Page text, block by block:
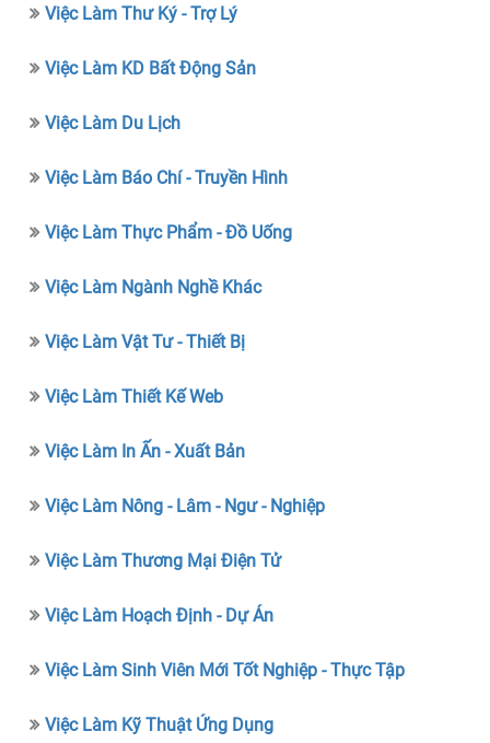
Việc Làm Thư Ký - Trợ Lý
Việc Làm KD Bất Động Sản
Việc Làm Du Lịch
Việc Làm Báo Chí - Truyền Hình
Việc Làm Thực Phẩm - Đồ Uống
Việc Làm Ngành Nghề Khác
Việc Làm Vật Tư - Thiết Bị
Việc Làm Thiết Kế Web
Việc Làm In Ấn - Xuất Bản
Việc Làm Nông - Lâm - Ngư - Nghiệp
Việc Làm Thương Mại Điện Tử
Việc Làm Hoạch Định - Dự Án
Việc Làm Sinh Viên Mới Tốt Nghiệp - Thực Tập
Việc Làm Kỹ Thuật Ứng Dụng